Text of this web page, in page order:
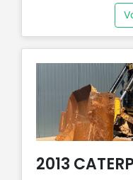
2013